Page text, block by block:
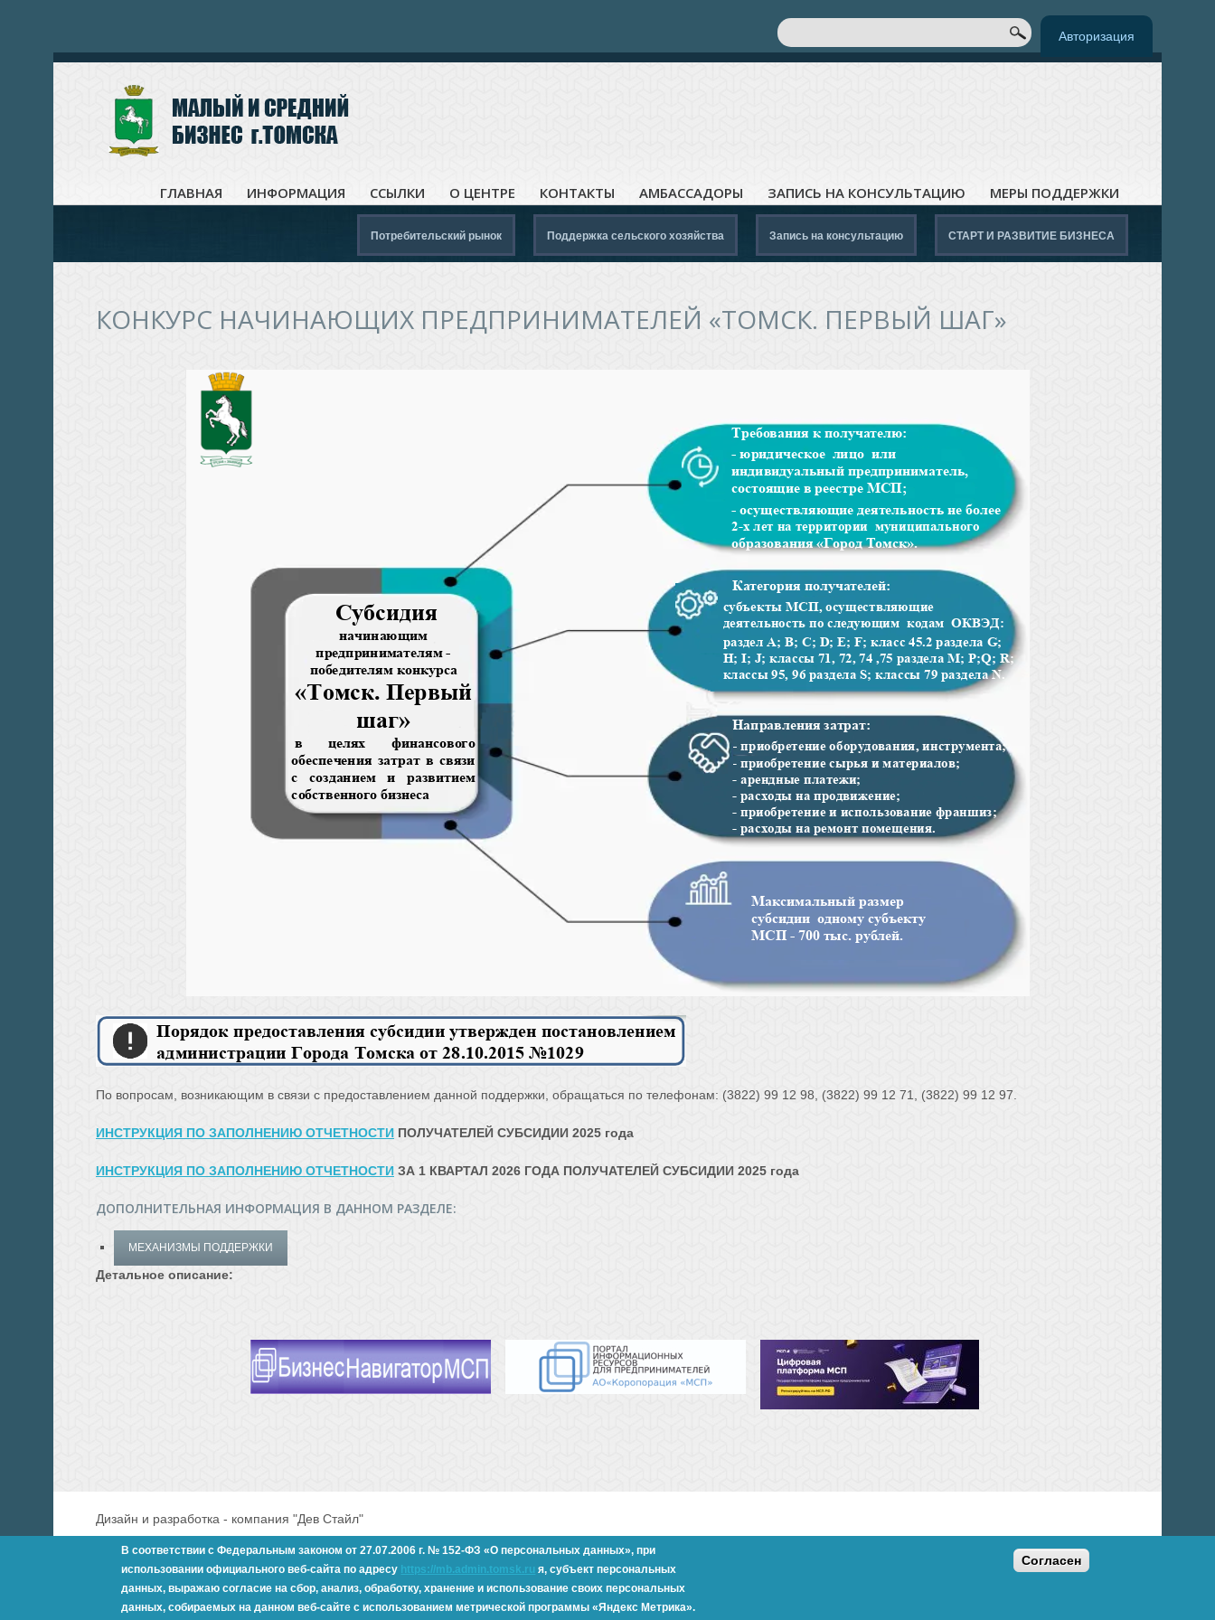
Авторизация
ФОРМА ПОИСКА
Поиск
ГЛАВНАЯ ИНФОРМАЦИЯ ССЫЛКИ О ЦЕНТРЕ КОНТАКТЫ АМБАССАДОРЫ ЗАПИСЬ НА КОНСУЛЬТАЦИЮ МЕРЫ ПОДДЕРЖКИ
СТАРТ И РАЗВИТИЕ БИЗНЕСА
Запись на консультацию
Поддержка сельского хозяйства
Потребительский рынок
КОНКУРС НАЧИНАЮЩИХ ПРЕДПРИНИМАТЕЛЕЙ «ТОМСК. ПЕРВЫЙ ШАГ»
По вопросам, возникающим в связи с предоставлением данной поддержки, обращаться по телефонам: (3822) 99 12 98, (3822) 99 12 71, (3822) 99 12 97.
ИНСТРУКЦИЯ ПО ЗАПОЛНЕНИЮ ОТЧЕТНОСТИ ПОЛУЧАТЕЛЕЙ СУБСИДИИ 2025 года
ИНСТРУКЦИЯ ПО ЗАПОЛНЕНИЮ ОТЧЕТНОСТИ ЗА 1 КВАРТАЛ 2026 ГОДА ПОЛУЧАТЕЛЕЙ СУБСИДИИ 2025 года
ДОПОЛНИТЕЛЬНАЯ ИНФОРМАЦИЯ В ДАННОМ РАЗДЕЛЕ:
МЕХАНИЗМЫ ПОДДЕРЖКИ
Детальное описание:
Дизайн и разработка - компания "Дев Стайл"
© 2009 - 2026 Управление экономического развития администрации Города Томска
В соответствии с Федеральным законом от 27.07.2006 г. № 152-ФЗ «О персональных данных»,при
использовании официального веб-сайта по адресу https://mb.admin.tomsk.ru я, субъект персональных
данных,выражаю согласие на сбор, анализ, обработку, хранение и использование своих персональных
данных,собираемых на данном веб-сайте с использованием метрической программы «Яндекс Метрика».
Согласен